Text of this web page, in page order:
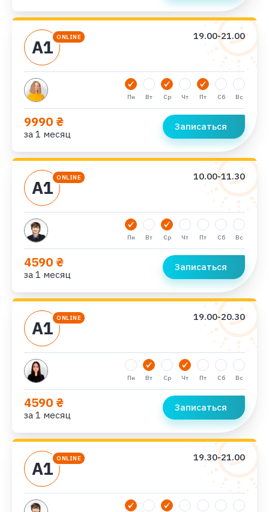
ONLINE
А1
19.00-21.00
Пн Вт Ср Чт Пт Сб Вс
9990 ₴
за 1 месяц
Записаться
ONLINE
А1
10.00-11.30
Пн Вт Ср Чт Пт Сб Вс
4590 ₴
за 1 месяц
Записаться
ONLINE
А1
19.00-20.30
Пн Вт Ср Чт Пт Сб Вс
4590 ₴
за 1 месяц
Записаться
ONLINE
А1
19.30-21.00